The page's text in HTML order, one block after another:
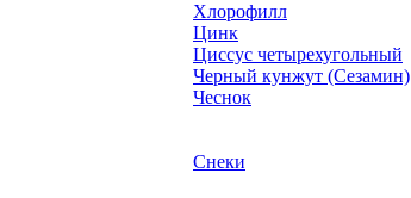
Хлорофилл
Цинк
Циссус четырехугольный
Черный кунжут (Сезамин)
Чеснок
Снеки